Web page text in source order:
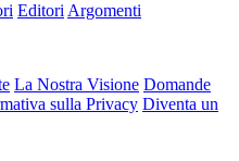
Editori Argomenti
La Nostra Visione Domande
sulla Privacy Diventa un